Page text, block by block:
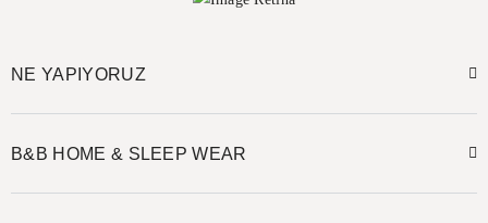
NE YAPIYORUZ
B&B HOME & SLEEP WEAR